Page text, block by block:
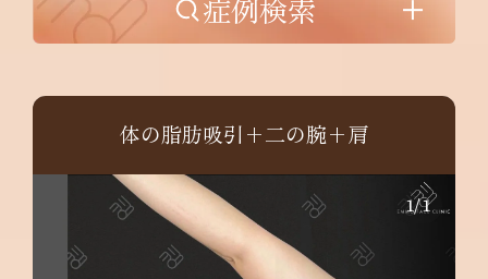
症例検索
体の脂肪吸引+二の腕+肩
1/1